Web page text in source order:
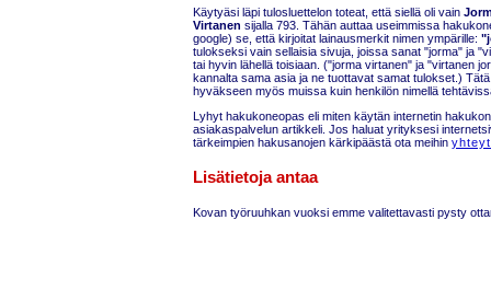
Käytyäsi läpi tulosluettelon toteat, että siellä oli vain
Virtanen sijalla 793. Tähän auttaa useimmissa
google) se, että kirjoitat lainausmerkit nimen ympärille:
tulokseksi vain sellaisia sivuja, joissa sanat "jorma" ja
tai hyvin lähellä toisiaan. ("jorma virtanen" ja "virtanen
kannalta sama asia ja ne tuottavat samat tulokset.)
hyväkseen myös muissa kuin henkilön nimellä
Lyhyt hakukoneopas eli miten käytän internetin
asiakaspalvelun artikkeli. Jos haluat yrityksesi
tärkeimpien hakusanojen kärkipäästä ota meihin
Lisätietoja antaa
Kovan työruuhkan vuoksi emme valitettavasti pysty